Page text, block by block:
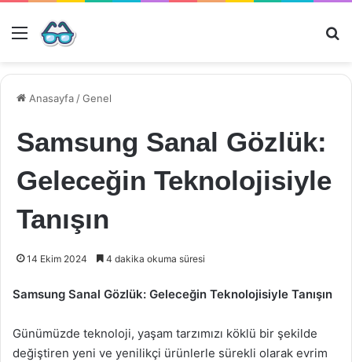
Menü
Anasayfa /Genel
Samsung Sanal Gözlük:
Geleceğin Teknolojisiyle
Tanışın
14 Ekim 2024 4 dakika okuma süresi
Samsung Sanal Gözlük: Geleceğin Teknolojisiyle Tanışın
Günümüzde teknoloji, yaşam tarzımızı köklü bir şekilde
değiştiren yeni ve yenilikçi ürünlerle sürekli olarak evrim